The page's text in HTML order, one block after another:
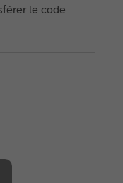
le code